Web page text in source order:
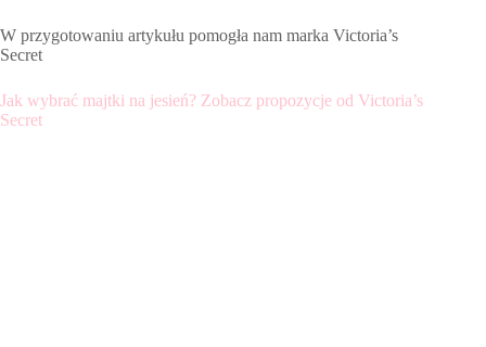
W przygotowaniu artykułu pomogła nam marka Victoria’s
Secret
Jak wybrać majtki na jesień? Zobacz propozycje od Victoria’s
Secret